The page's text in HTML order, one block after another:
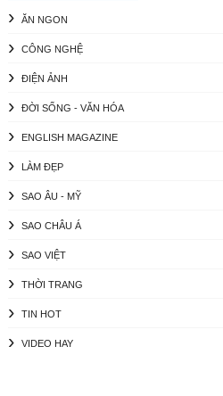
ĂN NGON
CÔNG NGHỆ
ĐIỆN ẢNH
ĐỜI SỐNG - VĂN HÓA
ENGLISH MAGAZINE
LÀM ĐẸP
SAO ÂU - MỸ
SAO CHÂU Á
SAO VIỆT
THỜI TRANG
TIN HOT
VIDEO HAY